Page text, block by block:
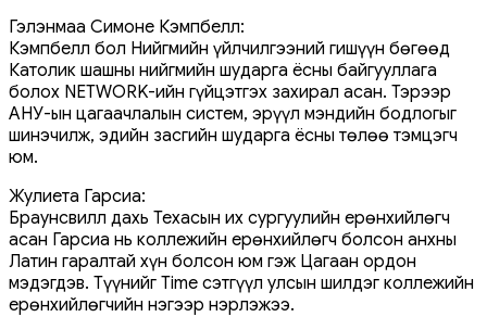
Гэлэнмаа Симоне Кэмпбелл:
Кэмпбелл бол Нийгмийн үйлчилгээний гишүүн бөгөөд
Католик шашны нийгмийн шударга ёсны байгууллага
болох NETWORK-ийн гүйцэтгэх захирал асан. Тэрээр
АНУ-ын цагаачлалын систем, эрүүл мэндийн бодлогыг
шинэчилж, эдийн засгийн шударга ёсны төлөө тэмцэгч
юм.
Жулиета Гарсиа:
Браунсвилл дахь Техасын их сургуулийн ерөнхийлөгч
асан Гарсиа нь коллежийн ерөнхийлөгч болсон анхны
Латин гаралтай хүн болсон юм гэж Цагаан ордон
мэдэгдэв. Түүнийг Time сэтгүүл улсын шилдэг коллежийн
ерөнхийлөгчийн нэгээр нэрлэжээ.